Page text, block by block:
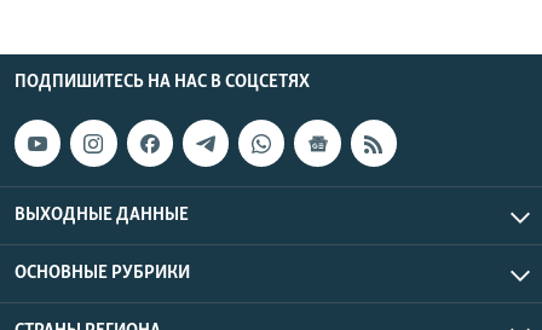
ПОДПИШИТЕСЬ НА НАС В СОЦСЕТЯХ
ВЫХОДНЫЕ ДАННЫЕ
ОСНОВНЫЕ РУБРИКИ